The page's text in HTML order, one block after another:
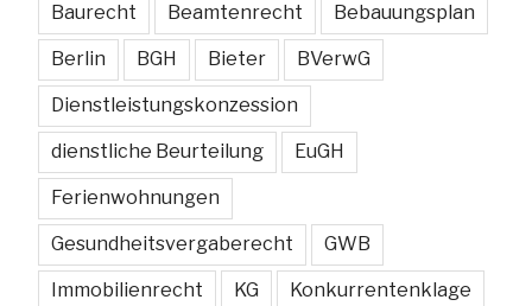
Baurecht Beamtenrecht Bebauungsplan
Berlin BGH Bieter BVerwG
Dienstleistungskonzession
dienstliche Beurteilung EuGH
Ferienwohnungen
Gesundheitsvergaberecht GWB
Immobilienrecht KG Konkurrentenklage